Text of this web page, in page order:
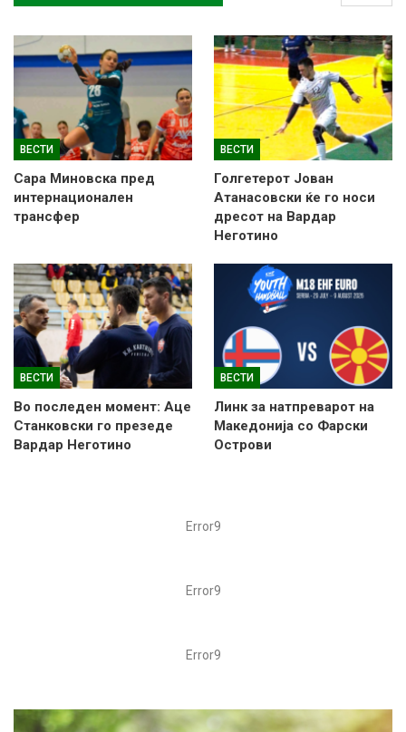
ВЕСТИ
Сара Миновска пред
интернационален
трансфер
ВЕСТИ
Голгетерот Јован
Атанасовски ќе го носи
дресот на Вардар
Неготино
ВЕСТИ
Во последен момент: Аце
Станковски го презеде
Вардар Неготино
ВЕСТИ
Линк за натпреварот на
Македонија со Фарски
Острови
Error9
Error9
Error9